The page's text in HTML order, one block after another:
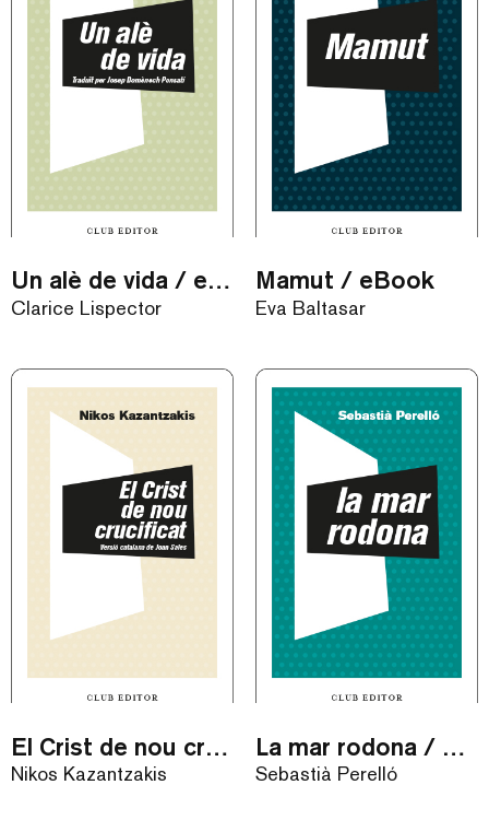
Un alè de vida / eBook
Clarice Lispector
Mamut / eBook
Eva Baltasar
El Crist de nou crucificat / eBook
Nikos Kazantzakis
La mar rodona / eBook
Sebastià Perelló